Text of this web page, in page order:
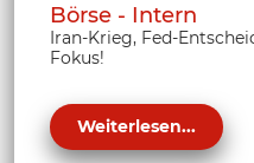
Börse - Intern
Iran-Krieg, Fed-
Fokus!
Weiterlesen...